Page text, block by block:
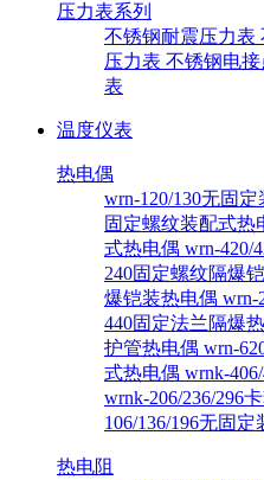
压力表系列
不锈钢耐震压力表
压力表 不锈钢电
表
温度仪表
热电偶
wrn-120/130无固
固定螺纹装配式热
式热电偶 wrn-420/
240固定螺纹隔爆
爆铠装热电偶 wrn-
440固定法兰隔爆
护管热电偶 wrn-
式热电偶 wrnk-
wrnk-206/236/296
106/136/196无固
热电阻